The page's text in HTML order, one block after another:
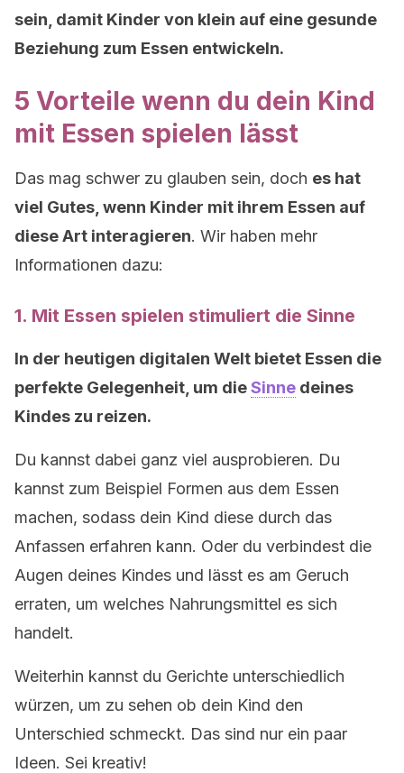
sein, damit Kinder von klein auf eine gesunde
Beziehung zum Essen entwickeln.
5 Vorteile wenn du dein Kind
mit Essen spielen lässt
Das mag schwer zu glauben sein, doch es hat
viel Gutes, wenn Kinder mit ihrem Essen auf
diese Art interagieren. Wir haben mehr
Informationen dazu:
1. Mit Essen spielen stimuliert die Sinne
In der heutigen digitalen Welt bietet Essen die
perfekte Gelegenheit, um dieSinne deines
Kindes zu reizen.
Du kannst dabei ganz viel ausprobieren. Du
kannst zum Beispiel Formen aus dem Essen
machen, sodass dein Kind diese durch das
Anfassen erfahren kann. Oder du verbindest die
Augen deines Kindes und lässt es am Geruch
erraten, um welches Nahrungsmittel es sich
handelt.
Weiterhin kannst du Gerichte unterschiedlich
würzen, um zu sehen ob dein Kind den
Unterschied schmeckt. Das sind nur ein paar
Ideen. Sei kreativ!